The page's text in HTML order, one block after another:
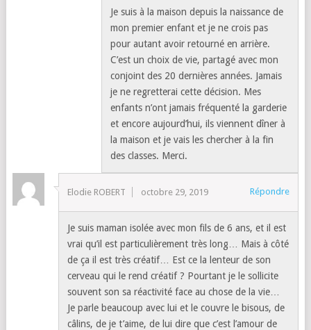
Je suis à la maison depuis la naissance de
mon premier enfant et je ne crois pas
pour autant avoir retourné en arrière.
C’est un choix de vie, partagé avec mon
conjoint des 20 dernières années. Jamais
je ne regretterai cette décision. Mes
enfants n’ont jamais fréquenté la garderie
et encore aujourd’hui, ils viennent dîner à
la maison et je vais les chercher à la fin
des classes. Merci.
Elodie ROBERT octobre 29, 2019 Répondre
Je suis maman isolée avec mon fils de 6 ans, et il est
vrai qu’il est particulièrement très long… Mais à côté
de ça il est très créatif… Est ce la lenteur de son
cerveau qui le rend créatif ? Pourtant je le sollicite
souvent son sa réactivité face au chose de la vie…
Je parle beaucoup avec lui et le couvre le bisous, de
câlins, de je t’aime, de lui dire que c’est l’amour de